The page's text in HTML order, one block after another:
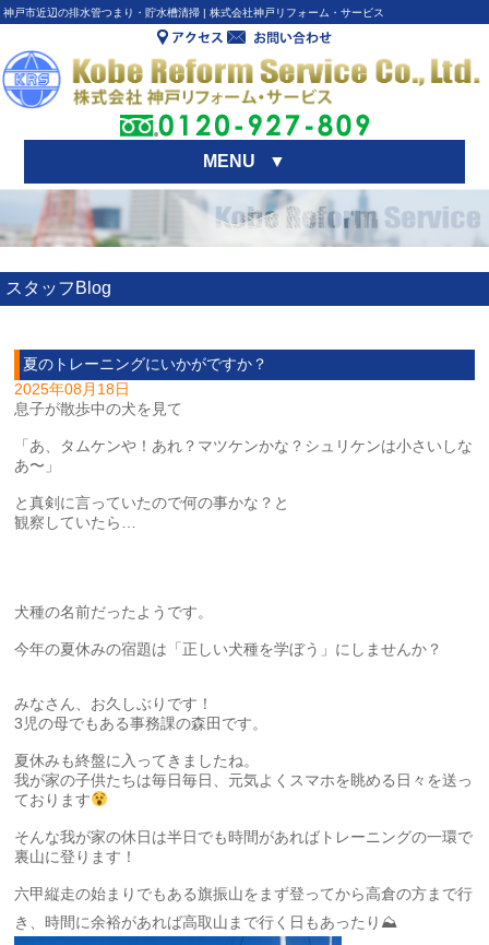
神戸市近辺の排水管つまり・貯水槽清掃 | 株式会社神戸リフォーム・サービス
MENU ▼
スタッフBlog
夏のトレーニングにいかがですか？
2025年08月18日
息子が散歩中の犬を見て
「あ、タムケンや！あれ？マツケンかな？シュリケンは小さいしな
あ〜」
と真剣に言っていたので何の事かな？と
観察していたら…
犬種の名前だったようです。
今年の夏休みの宿題は「正しい犬種を学ぼう」にしませんか？
みなさん、お久しぶりです！
3児の母でもある事務課の森田です。
夏休みも終盤に入ってきましたね。
我が家の子供たちは毎日毎日、元気よくスマホを眺める日々を送っ
ております
そんな我が家の休日は半日でも時間があればトレーニングの一環で
裏山に登ります！
六甲縦走の始まりでもある旗振山をまず登ってから高倉の方まで行
き、時間に余裕があれば高取山まで行く日もあったり⛰️